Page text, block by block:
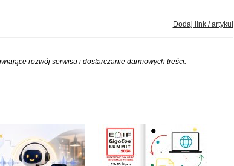
Dodaj link / artykuł
rozwój serwisu i dostarczanie darmowych treści.